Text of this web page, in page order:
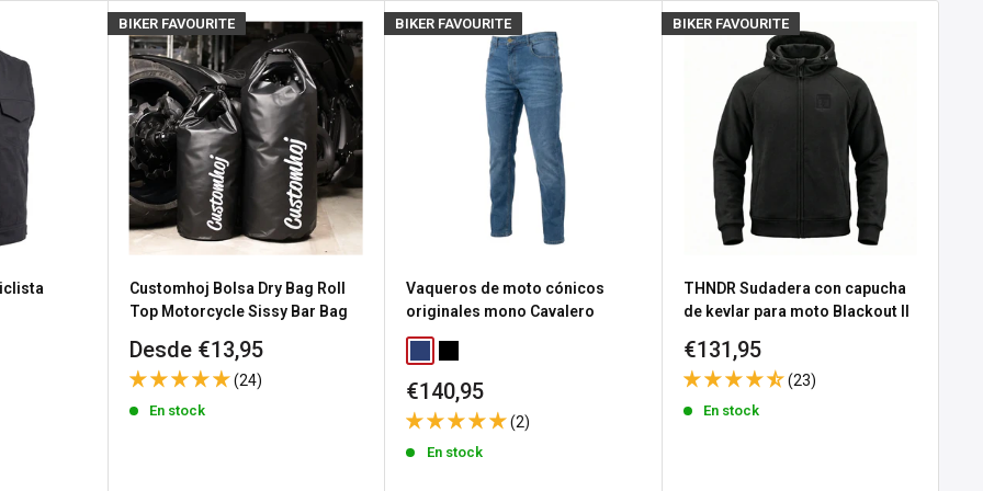
para obtener
el estado de stock se
porque necesitas
de envío de
productos
BIKER FAVOURITE
Customhoj Bolsa Dry Bag Roll
Top Motorcycle Sissy Bar Bag
Precio
de
venta
Desde €13,95
(24)
En stock
BIKER FAVOURITE
Vaqueros de moto cónicos
originales mono Cavalero
Precio
de
venta
€140,95
(2)
En stock
BIKER FAVOURITE
THNDR Sudadera con capucha
de kevlar para moto Blackout II
Precio
de
venta
€131,95
(23)
En stock